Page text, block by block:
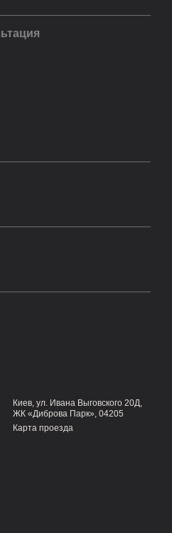
Киев, ул. Ивана Выговского 20Д,
ЖК «Диброва Парк», 04205
Карта проезда